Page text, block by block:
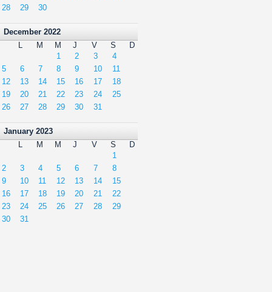
28
29 30
December 2022
L
M M J V S
D
1
2 3
4
5
6 7 8 9 10
11
12
13 14 15 16 17
18
19
20 21 22 23 24
25
26
27 28 29 30 31
January 2023
L
M M J V S
D
1
2
3 4 5 6 7
8
9
10 11 12 13 14
15
16
17 18 19 20 21
22
23
24 25 26 27 28
29
30
31